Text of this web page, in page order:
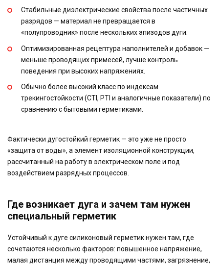
Стабильные диэлектрические свойства после частичных
разрядов — материал не превращается в
«полупроводник» после нескольких эпизодов дуги.
Оптимизированная рецептура наполнителей и добавок —
меньше проводящих примесей, лучше контроль
поведения при высоких напряжениях.
Обычно более высокий класс по индексам
трекингостойкости (CTI, PTI и аналогичные показатели) по
сравнению с бытовыми герметиками.
Фактически дугостойкий герметик — это уже не просто
«защита от воды», а элемент изоляционной конструкции,
рассчитанный на работу в электрическом поле и под
воздействием разрядных процессов.
Где возникает дуга и зачем там нужен
специальный герметик
Устойчивый к дуге силиконовый герметик нужен там, где
сочетаются несколько факторов: повышенное напряжение,
малая дистанция между проводящими частями, загрязнение,